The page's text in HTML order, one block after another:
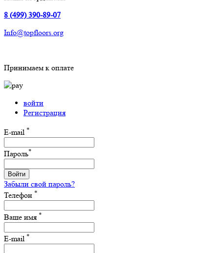
8 (499) 390-89-07
Info@topfloors.org
Принимаем к оплате
войти
Регистрация
E-mail *
Пароль*
Войти
Забыли свой пароль?
Телефон *
Ваше имя *
E-mail *